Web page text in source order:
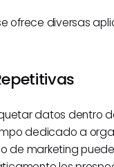
ofrece diversas
datos dentro
dedicado a
de marketing